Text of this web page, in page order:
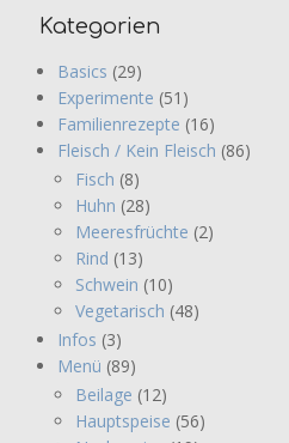
Kategorien
Basics (29)
Experimente (51)
Familienrezepte (16)
Fleisch / Kein Fleisch (86)
Fisch (8)
Huhn (28)
Meeresfrüchte (2)
Rind (13)
Schwein (10)
Vegetarisch (48)
Infos (3)
Menü (89)
Beilage (12)
Hauptspeise (56)